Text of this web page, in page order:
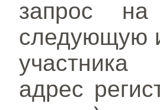
запрос на
следующую
участника
адрес